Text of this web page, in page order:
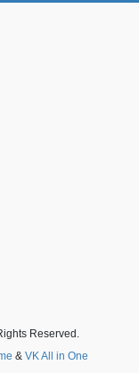
Reserved.
& VK All in One